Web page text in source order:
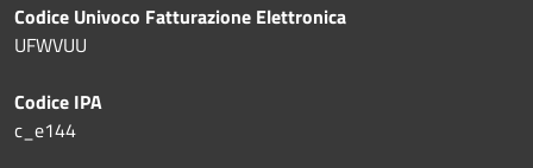
Codice Univoco Fatturazione Elettronica
UFWVUU
Codice IPA
c_e144